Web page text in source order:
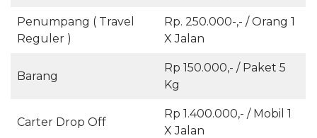
Penumpang ( Travel
Reguler )
Rp. 250.000-,- / Orang 1
X Jalan
Barang
Rp 150.000,- / Paket 5
Kg
Carter Drop Off
Rp 1.400.000,- / Mobil 1
X Jalan